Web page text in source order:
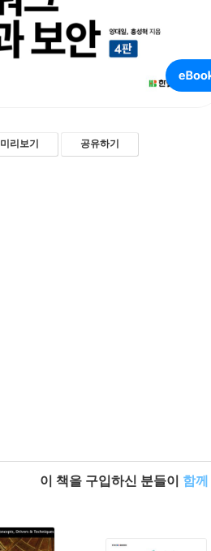
미리보기 공유하기
이 책을 구입하신 분들이 함께